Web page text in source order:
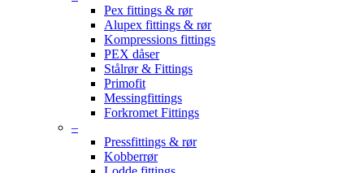
Pex fittings & rør
Alupex fittings & rør
Kompressions fittings
PEX dåser
Stålrør & Fittings
Primofit
Messingfittings
Forkromet Fittings
–
Pressfittings & rør
Kobberrør